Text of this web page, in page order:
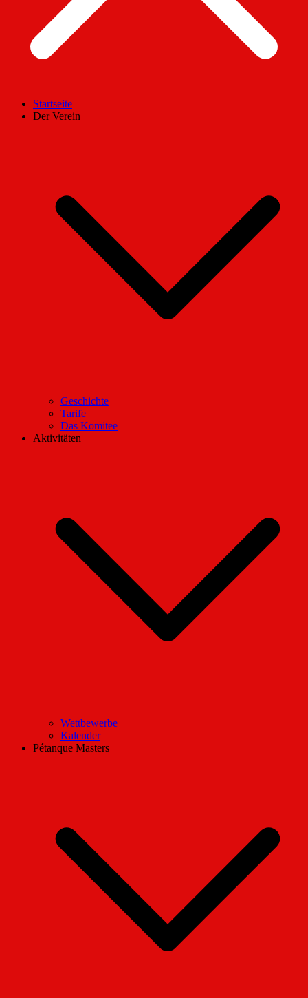
Startseite
Der Verein
Geschichte
Tarife
Das Komitee
Aktivitäten
Wettbewerbe
Kalender
Pétanque Masters